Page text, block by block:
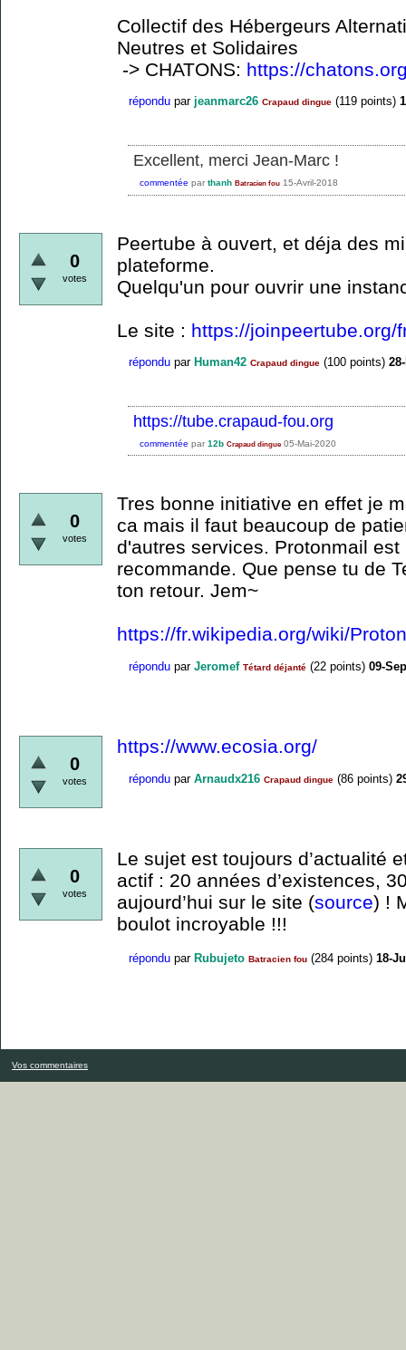
Collectif des Hébergeurs
Neutres et Solidaires
-> CHATONS: https://
répondu par jeanmarc26 Crapaud dingue (119 points)
Excellent, merci Jean-Marc !
commentée par thanh Batracien fou 15-Avril-2018
0
votes
Peertube à ouvert, et déja des
plateforme.
Quelqu'un pour ouvrir une
Le site : https://joinpeertube.org/
répondu par Human42 Crapaud dingue (100 points)
https://tube.crapaud-fou.org
commentée par 12b Crapaud dingue 05-Mai-2020
0
votes
Tres bonne initiative en effet je
ca mais il faut beaucoup de
d'autres services. Protonmail
recommande. Que pense tu de
ton retour. Jem~
https://fr.wikipedia.org/wiki/
répondu par Jeromef Tétard déjanté (22 points) 09-
0
votes
https://www.ecosia.org/
répondu par Arnaudx216 Crapaud dingue (86 points)
0
votes
Le sujet est toujours d’actualité
actif : 20 années d’existences,
aujourd’hui sur le site (source) !
boulot incroyable !!!
répondu par Rubujeto Batracien fou (284 points) 18-
Vos commentaires